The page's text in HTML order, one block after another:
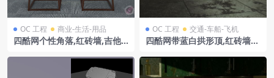
OC 工程 商业-生活-用品
四酷网个性角落,红砖墙,吉他,
OC 工程 交通-车船-飞机
四酷网带蓝白拱形顶,红砖墙壁